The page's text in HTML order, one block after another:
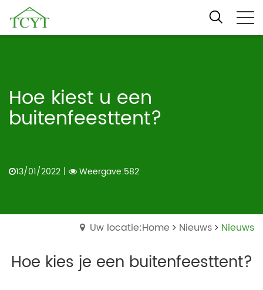
Hoe kiest u een
buitenfeesttent?
13/01/2022 | Weergave:582
Uw locatie:Home Nieuws Nieuws
Hoe kies je een buitenfeesttent?